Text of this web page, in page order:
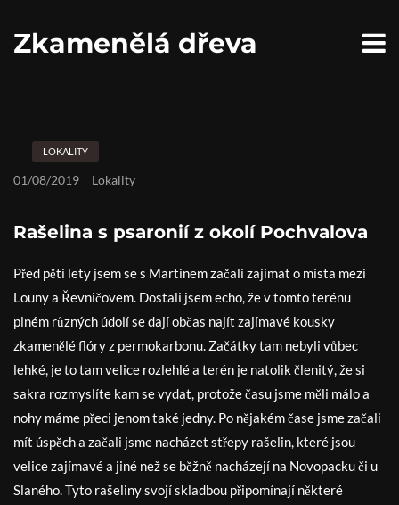
Zkamenělá dřeva
LOKALITY
01/08/2019 Lokality
Rašelina s psaronií z okolí Pochvalova
Před pěti lety jsem se s Martinem začali zajímat o místa mezi
Louny a Řevničovem. Dostali jsem echo, že v tomto terénu
plném různých údolí se dají občas najít zajímavé kousky
zkamenělé flóry z permokarbonu. Začátky tam nebyli vůbec
lehké, je to tam velice rozlehlé a terén je natolik členitý, že si
sakra rozmyslíte kam se vydat, protože času jsme měli málo a
nohy máme přeci jenom také jedny. Po nějakém čase jsme začali
mít úspěch a začali jsme nacházet střepy rašelin, které jsou
velice zajímavé a jiné než se běžně nacházejí na Novopacku či u
Slaného. Tyto rašeliny svojí skladbou připomínají některé